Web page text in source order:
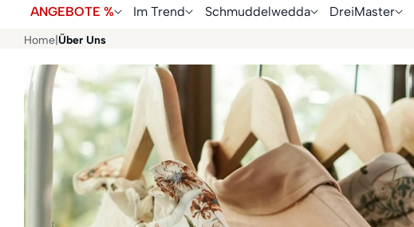
ANGEBOTE % Im Trend Schmuddelwedda DreiMaster
Home Über Uns